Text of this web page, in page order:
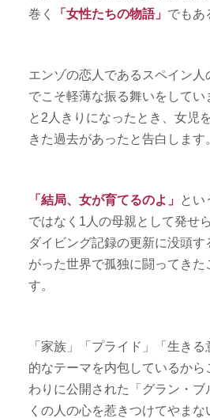
巻く
「女性たちの物語」 でもあ
エンゾの恋人であるスペイン
でこそ軽薄な振る舞いをしてい
と2人きりになったとき、女児
きた過去があったと告白します
「結局、女が育てるのよ」 とい
ではなく1人の母親として発せ
ダイビング記録の更新に没頭す
がった世界で孤独に闘ってきた
す。
「家族」「プライド」「生き
的なテーマを内包しているか
わりに公開された「グラン・ブ
くの人の心を惹きつけてやまな